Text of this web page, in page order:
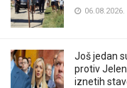
06.08.2026.
Još jedan
protiv
iznetih